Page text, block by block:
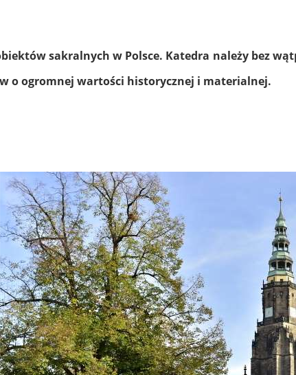
sakralnych w Polsce. Katedra należy bez
o ogromnej wartości historycznej i materialnej.